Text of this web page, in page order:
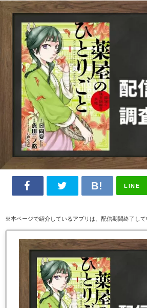
LINE
※本ページで紹介しているアプリは、配信期間終了し